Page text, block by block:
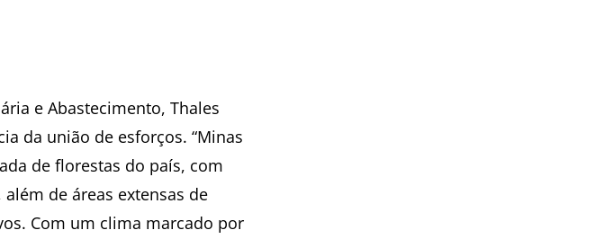
e Abastecimento, Thales
da união de esforços. “Minas
de florestas do país, com
de áreas extensas de
Com um clima marcado por